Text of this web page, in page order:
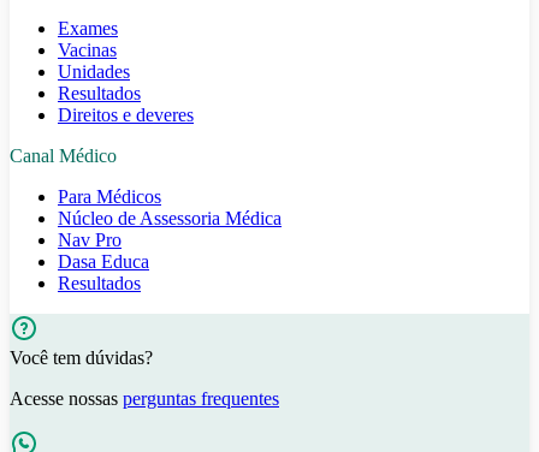
Exames
Vacinas
Unidades
Resultados
Direitos e deveres
Canal Médico
Para Médicos
Núcleo de Assessoria Médica
Nav Pro
Dasa Educa
Resultados
Você tem dúvidas?
Acesse nossas perguntas frequentes